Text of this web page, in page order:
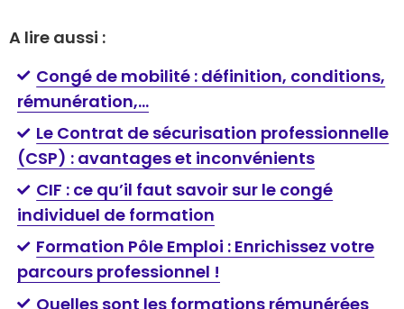
A lire aussi :
Congé de mobilité : définition, conditions,
rémunération,…
Le Contrat de sécurisation professionnelle
(CSP) : avantages et inconvénients
CIF : ce qu’il faut savoir sur le congé
individuel de formation
Formation Pôle Emploi : Enrichissez votre
parcours professionnel !
Quelles sont les formations rémunérées